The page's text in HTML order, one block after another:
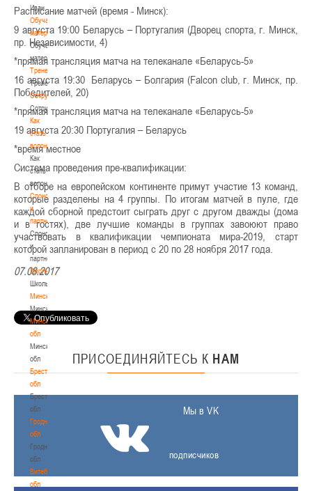
Иван
Обучающие
материалы
Обучающие
материалы
Тренерам
Тренерам
Сотрудничество
Сотрудничество
Как
стать
волонтером
Как
стать
волонтером
Спонсоры
и
партнеры
Спонсоры
и
партнеры
Школы
Школы
Минск
Минск
Минская
обл
Минская
обл
Брестская
обл
Брестская
обл
Гродненская
обл
Гродненская
обл
Витебская
обл
Расписание матчей (время - Минск):
9 августа 19:00 Беларусь – Португалия (Дворец спорта, г. Минск,
пр. Независимости, 4)
*прямая трансляция матча на телеканале «Беларусь-5»
16 августа 19:30 Беларусь – Болгария (Falcon club, г. Минск, пр.
Победителей, 20)
*прямая трансляция матча на телеканале «Беларусь-5»
19 августа 20:30 Португалия – Беларусь
*время местное
Система проведения пре-квалификации:
В отборе на европейском континенте примут участие 13 команд,
которые разделены на 4 группы. По итогам матчей в пуле, где
каждой сборной предстоит сыграть друг с другом дважды (дома
и в гостях), две лучшие команды в группах завоюют право
участвовать в квалификации чемпионата мира-2019, старт
которой запланирован в период с 20 по 28 ноября 2017 года.
07.08.2017
ПРИСОЕДИНЯЙТЕСЬ К НАМ
Мы в VK
подписчиков